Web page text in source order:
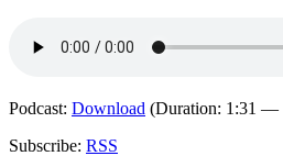
Podcast: Download (Duration: 1:31 —
Subscribe: RSS